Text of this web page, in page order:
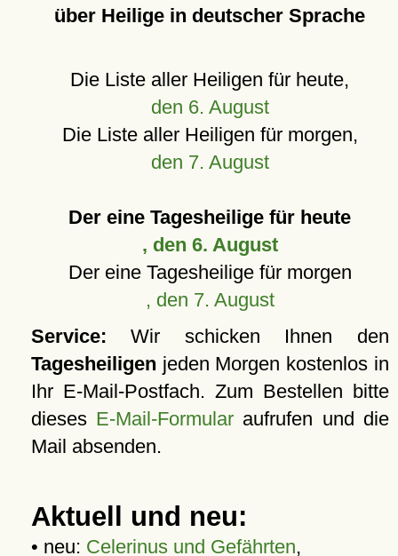
über Heilige in deutscher Sprache
Die Liste aller Heiligen für heute,
den 6. August
Die Liste aller Heiligen für morgen,
den 7. August
Der eine Tagesheilige für heute
, den 6. August
Der eine Tagesheilige für morgen
, den 7. August
Service: Wir schicken Ihnen den
Tagesheiligen jeden Morgen kostenlos in
Ihr E-Mail-Postfach. Zum Bestellen bitte
dieses E-Mail-Formular aufrufen und die
Mail absenden.
Aktuell und neu:
• neu: Celerinus und Gefährten,